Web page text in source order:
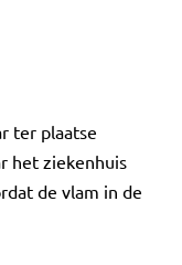
ter plaatse
het ziekenhuis
de vlam in de